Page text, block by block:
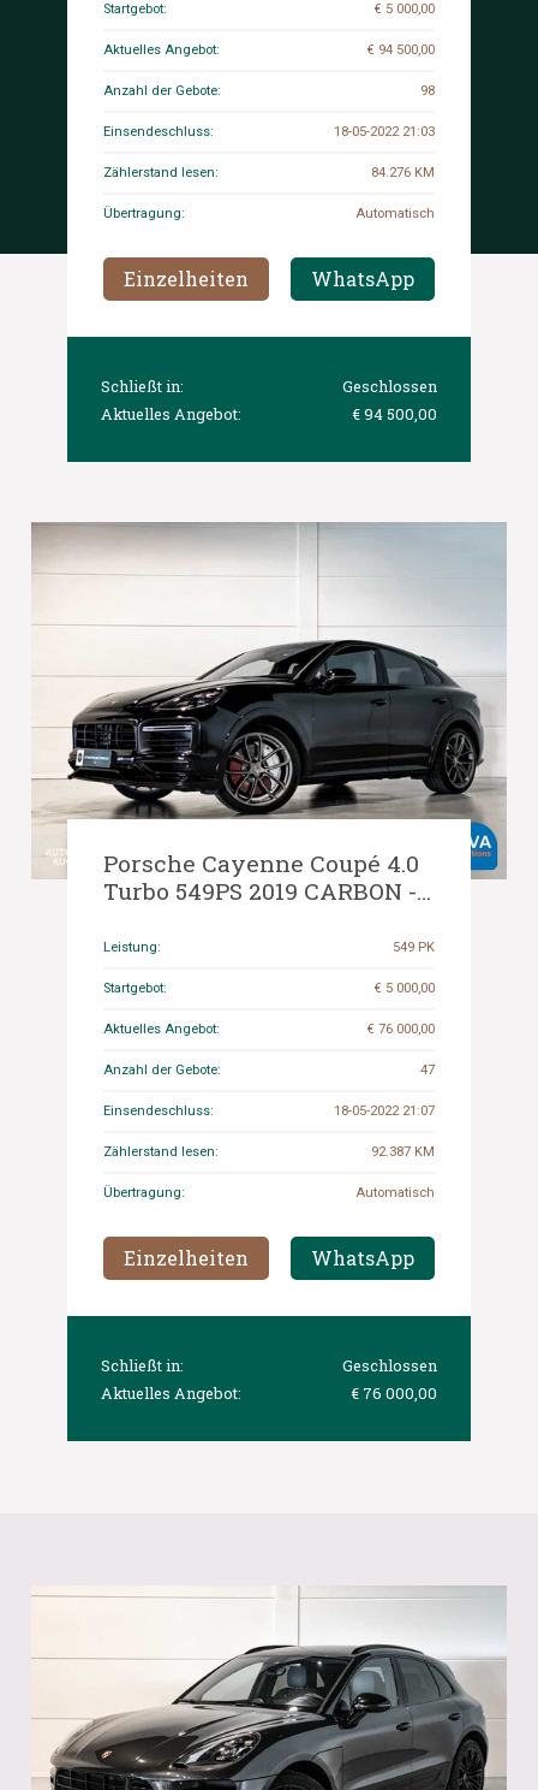
Startgebot: € 5 000,00
Aktuelles Angebot: € 94 500,00
Anzahl der Gebote: 98
Einsendeschluss: 18-05-2022 21:03
Zählerstand lesen: 84.276 KM
Übertragung: Automatisch
Einzelheiten WhatsApp
Schließt in:
Geschlossen
Aktuelles Angebot:
€ 94 500,00
Porsche Cayenne Coupé 4.0
Turbo 549PS 2019 CARBON -
Leistung: 549 PK
Startgebot: € 5 000,00
Aktuelles Angebot: € 76 000,00
Anzahl der Gebote: 47
Einsendeschluss: 18-05-2022 21:07
Zählerstand lesen: 92.387 KM
Übertragung: Automatisch
Einzelheiten WhatsApp
Schließt in:
Geschlossen
Aktuelles Angebot:
€ 76 000,00